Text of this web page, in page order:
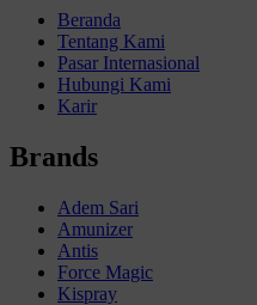
Beranda
Tentang Kami
Pasar Internasional
Hubungi Kami
Karir
Brands
Adem Sari
Amunizer
Antis
Force Magic
Kispray